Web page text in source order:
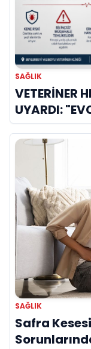
SAĞLIK
VETERİNER
UYARDI:
KAYNAKLI
ZİRVE
SAĞLIK
Safra